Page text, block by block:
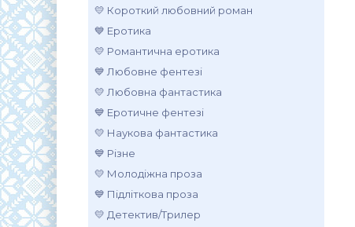
💛 Короткий любовний роман
💙 Еротика
💛 Романтична еротика
💙 Любовне фентезі
💛 Любовна фантастика
💙 Еротичне фентезі
💛 Наукова фантастика
💙 Різне
💛 Молодіжна проза
💙 Підліткова проза
💛 Детектив/Трилер